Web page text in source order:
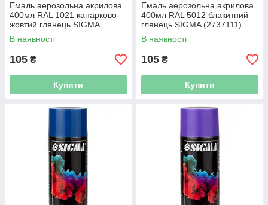
Емаль аерозольна акрилова
400мл RAL 1021 канарково-
жовтий глянець SIGMA
(2737021)
В наявності
105 ₴
Купити
Емаль аерозольна акрилова
400мл RAL 5012 блакитний
глянець SIGMA (2737111)
В наявності
105 ₴
Купити